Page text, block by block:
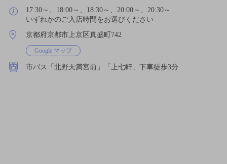
17:30～、18:00～、18:30～、20:00～、20:30～
いずれかのご入店時間をお選びください
京都府京都市上京区真盛町742
Google マップ
市バス「北野天満宮前」「上七軒」下⾞徒歩3分